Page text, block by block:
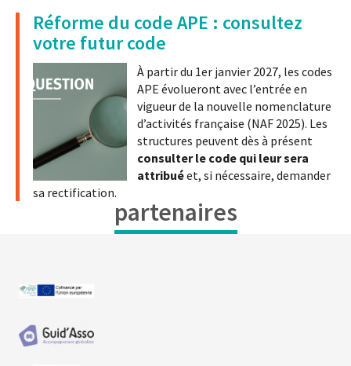
Réforme du code APE : consultez
votre futur code
À partir du 1er janvier 2027, les codes
APE évolueront avec l’entrée en
vigueur de la nouvelle nomenclature
d’activités française (NAF 2025). Les
structures peuvent dès à présent
consulter le code qui leur sera
attribuéet, si nécessaire, demander
sa rectification.
partenaires